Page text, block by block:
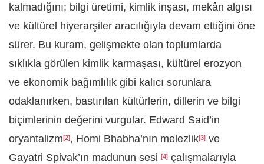
kalmadığını; bilgi üretimi, kimlik inşası, mekân algısı
ve kültürel hiyerarşiler aracılığıyla devam ettiğini öne
sürer. Bu kuram, gelişmekte olan toplumlarda
sıklıkla görülen kimlik karmaşası, kültürel erozyon
ve ekonomik bağımlılık gibi kalıcı sorunlara
odaklanırken, bastırılan kültürlerin, dillerin ve bilgi
biçimlerinin değerini vurgular. Edward Said’in
oryantalizm[2], Homi Bhabha’nın melezlik[3] ve
Gayatri Spivak’ın madunun sesi [4] çalışmalarıyla